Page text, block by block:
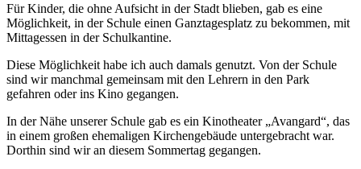
Für Kinder, die ohne Aufsicht in der Stadt blieben, gab es eine
Möglichkeit, in der Schule einen Ganztagesplatz zu bekommen, mit
Mittagessen in der Schulkantine.
Diese Möglichkeit habe ich auch damals genutzt. Von der Schule
sind wir manchmal gemeinsam mit den Lehrern in den Park
gefahren oder ins Kino gegangen.
In der Nähe unserer Schule gab es ein Kinotheater
Avangard , das
in einem großen ehemaligen Kirchengebäude untergebracht war.
Dorthin sind wir an diesem Sommertag gegangen.